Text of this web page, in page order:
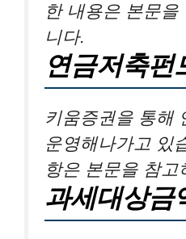
한 내용은 본문
니다.
연금저축펀
키움증권을 통해
운영해나가고 있
항은 본문을 참
과세대상금